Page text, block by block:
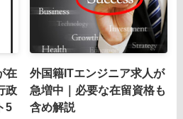
在
政
5
外国籍ITエンジニア求人が
急増中｜必要な在留資格も
含め解説